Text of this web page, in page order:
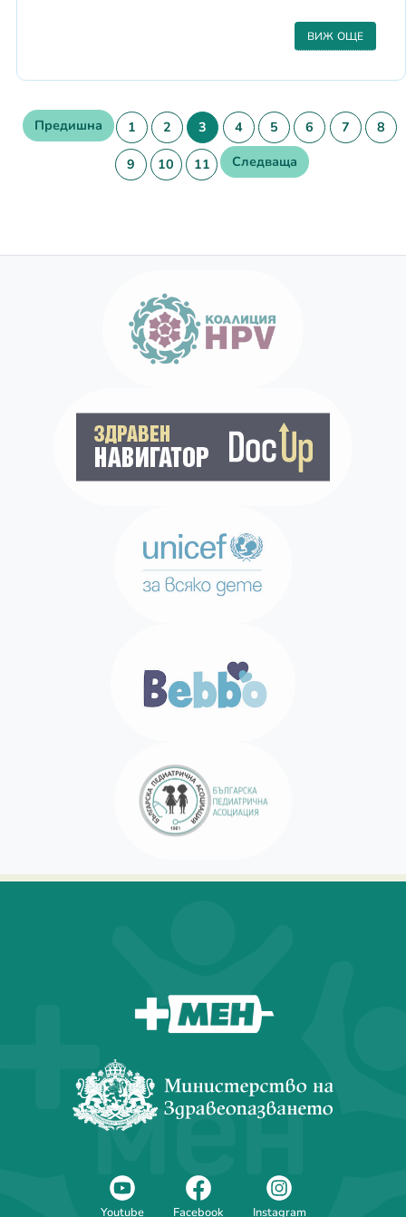
ВИЖ ОЩЕ
Предишна 1 2 3 4 5 6 7 8
9 10 11 Следваща
Youtube Facebook Instagram